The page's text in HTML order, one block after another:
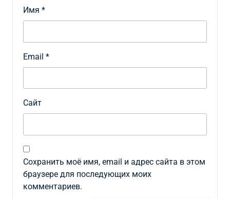
Имя *
Email *
Сайт
Сохранить моё имя, email и адрес сайта в этом
браузере для последующих моих
комментариев.